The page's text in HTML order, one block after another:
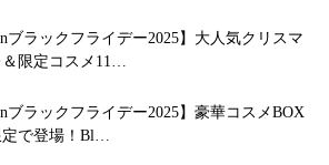
ブラックフライデー2025】大人気クリスマ
限定コスメ11…
ブラックフライデー2025】豪華コスメBOX
で登場！Bl…